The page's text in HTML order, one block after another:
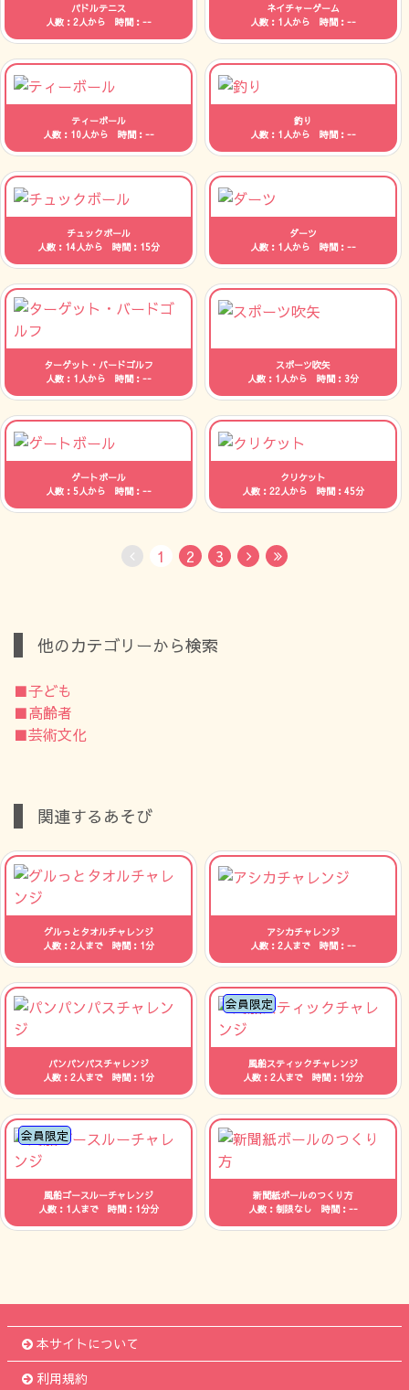
パドルテニス
人数：2人から 時間：--
ネイチャーゲーム
人数：1人から 時間：--
ティーボール
人数：10人から 時間：--
釣り
人数：1人から 時間：--
チュックボール
人数：14人から 時間：15分
ダーツ
人数：1人から 時間：--
ターゲット・バードゴルフ
人数：1人から 時間：--
スポーツ吹矢
人数：1人から 時間：3分
ゲートボール
人数：5人から 時間：--
クリケット
人数：22人から 時間：45分
No Previous
1 2 3 NextLast
他のカテゴリーから検索
■子ども
■高齢者
■芸術文化
関連するあそび
グルっとタオルチャレンジ
人数：2人まで 時間：1分
アシカチャレンジ
人数：2人まで 時間：--
パンパンパスチャレンジ
人数：2人まで 時間：1分
会員限定
風船スティックチャレンジ
人数：2人まで 時間：1分分
会員限定
風船ゴースルーチャレンジ
人数：1人まで 時間：1分分
新聞紙ボールのつくり方
人数：制限なし 時間：--
本サイトについて
利用規約